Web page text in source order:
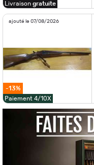
Livraison gratuite
ajouté le 07/08/2026
-13%
Paiement 4/10X